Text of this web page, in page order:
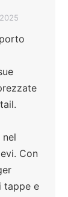
nel
Con
tappe e